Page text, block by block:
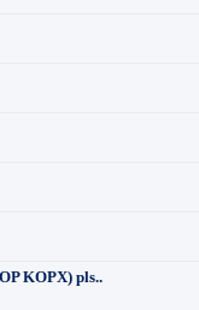
KOPX) pls..